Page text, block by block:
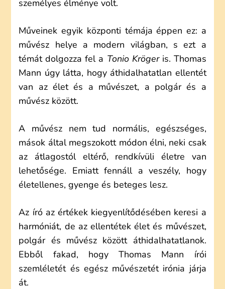
személyes élménye volt.
Műveinek egyik központi témája éppen ez: a
művész helye a modern világban, s ezt a
témát dolgozza fel a Tonio Kröger is. Thomas
Mann úgy látta, hogy áthidalhatatlan ellentét
van az élet és a művészet, a polgár és a
művész között.
A művész nem tud normális, egészséges,
mások által megszokott módon élni, neki csak
az átlagostól eltérő, rendkívüli életre van
lehetősége. Emiatt fennáll a veszély, hogy
életellenes, gyenge és beteges lesz.
Az író az értékek kiegyenlítődésében keresi a
harmóniát, de az ellentétek élet és művészet,
polgár és művész között áthidalhatatlanok.
Ebből fakad, hogy Thomas Mann írói
szemléletét és egész művészetét irónia járja
át.